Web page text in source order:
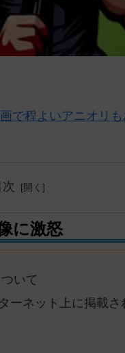
で程よいアニオリ
に激怒
いて
ーネット上に掲載